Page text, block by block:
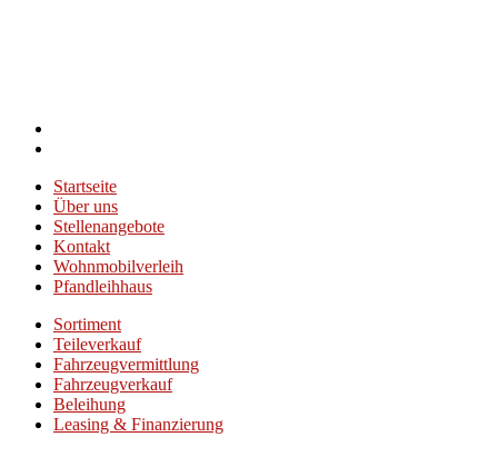
Startseite
Über uns
Stellenangebote
Kontakt
Wohnmobilverleih
Pfandleihhaus
Sortiment
Teileverkauf
Fahrzeugvermittlung
Fahrzeugverkauf
Beleihung
Leasing & Finanzierung